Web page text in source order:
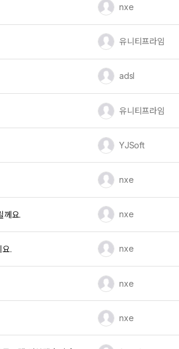
유저 이미지
nxe
유저 이미지유니티프라임
유저 이미지
adsl
유저 이미지유니티프라임
유저 이미지
YJSoft
유저 이미지
nxe
께요. 유저 이미지
nxe
. 유저 이미지
nxe
유저 이미지
nxe
유저 이미지
nxe